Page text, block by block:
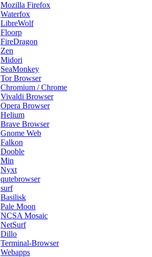
Mozilla Firefox
Waterfox
LibreWolf
Floorp
FireDragon
Zen
Midori
SeaMonkey
Tor Browser
Chromium / Chrome
Vivaldi Browser
Opera Browser
Helium
Brave Browser
Gnome Web
Falkon
Dooble
Min
Nyxt
qutebrowser
surf
Basilisk
Pale Moon
NCSA Mosaic
NetSurf
Dillo
Terminal-Browser
Webapps